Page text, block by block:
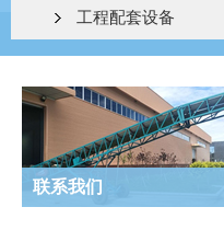
工程配套设备
联系我们